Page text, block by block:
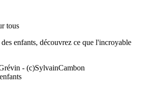
tous
enfants, découvrez ce que l'incroyable